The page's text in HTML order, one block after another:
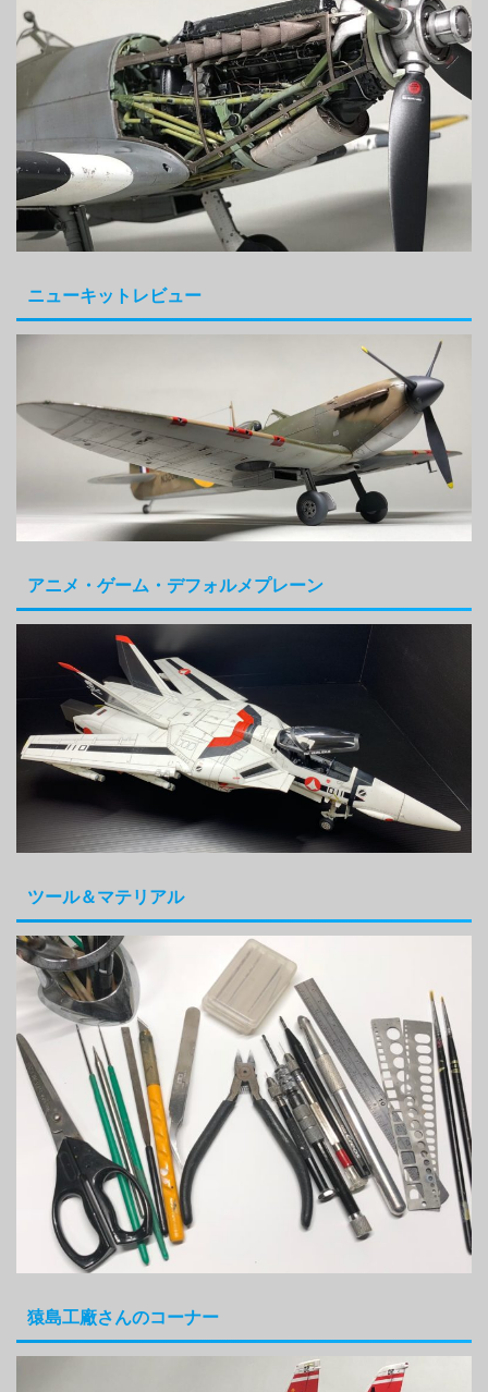
ニューキットレビュー
アニメ・ゲーム・デフォルメプレーン
ツール＆マテリアル
猿島工廠さんのコーナー